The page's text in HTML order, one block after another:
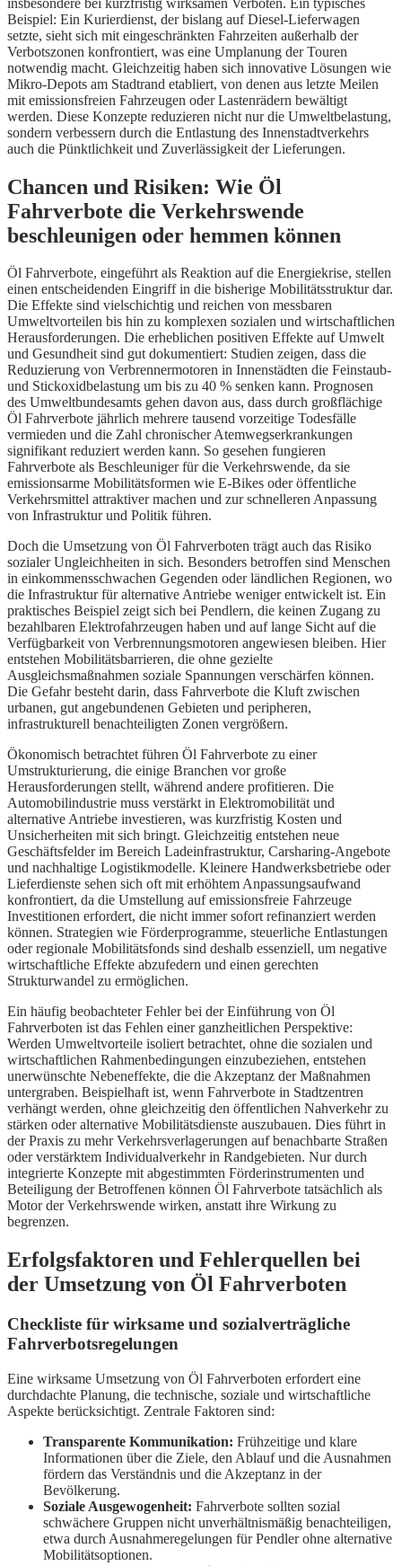
Beispiel: Ein Kurierdienst, der bislang auf Diesel-Lieferwagen
setzte, sieht sich mit eingeschränkten Fahrzeiten außerhalb der
Verbotszonen konfrontiert, was eine Umplanung der Touren
notwendig macht. Gleichzeitig haben sich innovative Lösungen wie
Mikro-Depots am Stadtrand etabliert, von denen aus letzte Meilen
mit emissionsfreien Fahrzeugen oder Lastenrädern bewältigt
werden. Diese Konzepte reduzieren nicht nur die Umweltbelastung,
sondern verbessern durch die Entlastung des Innenstadtverkehrs
auch die Pünktlichkeit und Zuverlässigkeit der Lieferungen.
Chancen und Risiken: Wie Öl
Fahrverbote die Verkehrswende
beschleunigen oder hemmen können
Öl Fahrverbote, eingeführt als Reaktion auf die Energiekrise, stellen
einen entscheidenden Eingriff in die bisherige Mobilitätsstruktur dar.
Die Effekte sind vielschichtig und reichen von messbaren
Umweltvorteilen bis hin zu komplexen sozialen und wirtschaftlichen
Herausforderungen. Die erheblichen positiven Effekte auf Umwelt
und Gesundheit sind gut dokumentiert: Studien zeigen, dass die
Reduzierung von Verbrennermotoren in Innenstädten die Feinstaub-
und Stickoxidbelastung um bis zu 40 % senken kann. Prognosen
des Umweltbundesamts gehen davon aus, dass durch großflächige
Öl Fahrverbote jährlich mehrere tausend vorzeitige Todesfälle
vermieden und die Zahl chronischer Atemwegserkrankungen
signifikant reduziert werden kann. So gesehen fungieren
Fahrverbote als Beschleuniger für die Verkehrswende, da sie
emissionsarme Mobilitätsformen wie E-Bikes oder öffentliche
Verkehrsmittel attraktiver machen und zur schnelleren Anpassung
von Infrastruktur und Politik führen.
Doch die Umsetzung von Öl Fahrverboten trägt auch das Risiko
sozialer Ungleichheiten in sich. Besonders betroffen sind Menschen
in einkommensschwachen Gegenden oder ländlichen Regionen, wo
die Infrastruktur für alternative Antriebe weniger entwickelt ist. Ein
praktisches Beispiel zeigt sich bei Pendlern, die keinen Zugang zu
bezahlbaren Elektrofahrzeugen haben und auf lange Sicht auf die
Verfügbarkeit von Verbrennungsmotoren angewiesen bleiben. Hier
entstehen Mobilitätsbarrieren, die ohne gezielte
Ausgleichsmaßnahmen soziale Spannungen verschärfen können.
Die Gefahr besteht darin, dass Fahrverbote die Kluft zwischen
urbanen, gut angebundenen Gebieten und peripheren,
infrastrukturell benachteiligten Zonen vergrößern.
Ökonomisch betrachtet führen Öl Fahrverbote zu einer
Umstrukturierung, die einige Branchen vor große
Herausforderungen stellt, während andere profitieren. Die
Automobilindustrie muss verstärkt in Elektromobilität und
alternative Antriebe investieren, was kurzfristig Kosten und
Unsicherheiten mit sich bringt. Gleichzeitig entstehen neue
Geschäftsfelder im Bereich Ladeinfrastruktur, Carsharing-Angebote
und nachhaltige Logistikmodelle. Kleinere Handwerksbetriebe oder
Lieferdienste sehen sich oft mit erhöhtem Anpassungsaufwand
konfrontiert, da die Umstellung auf emissionsfreie Fahrzeuge
Investitionen erfordert, die nicht immer sofort refinanziert werden
können. Strategien wie Förderprogramme, steuerliche Entlastungen
oder regionale Mobilitätsfonds sind deshalb essenziell, um negative
wirtschaftliche Effekte abzufedern und einen gerechten
Strukturwandel zu ermöglichen.
Ein häufig beobachteter Fehler bei der Einführung von Öl
Fahrverboten ist das Fehlen einer ganzheitlichen Perspektive:
Werden Umweltvorteile isoliert betrachtet, ohne die sozialen und
wirtschaftlichen Rahmenbedingungen einzubeziehen, entstehen
unerwünschte Nebeneffekte, die die Akzeptanz der Maßnahmen
untergraben. Beispielhaft ist, wenn Fahrverbote in Stadtzentren
verhängt werden, ohne gleichzeitig den öffentlichen Nahverkehr zu
stärken oder alternative Mobilitätsdienste auszubauen. Dies führt in
der Praxis zu mehr Verkehrsverlagerungen auf benachbarte Straßen
oder verstärktem Individualverkehr in Randgebieten. Nur durch
integrierte Konzepte mit abgestimmten Förderinstrumenten und
Beteiligung der Betroffenen können Öl Fahrverbote tatsächlich als
Motor der Verkehrswende wirken, anstatt ihre Wirkung zu
begrenzen.
Erfolgsfaktoren und Fehlerquellen bei
der Umsetzung von Öl Fahrverboten
Checkliste für wirksame und sozialverträgliche
Fahrverbotsregelungen
Eine wirksame Umsetzung von Öl Fahrverboten erfordert eine
durchdachte Planung, die technische, soziale und wirtschaftliche
Aspekte berücksichtigt. Zentrale Faktoren sind:
Transparente Kommunikation: Frühzeitige und klare
Informationen über die Ziele, den Ablauf und die Ausnahmen
fördern das Verständnis und die Akzeptanz in der
Bevölkerung.
Soziale Ausgewogenheit: Fahrverbote sollten sozial
schwächere Gruppen nicht unverhältnismäßig benachteiligen,
etwa durch Ausnahmeregelungen für Pendler ohne alternative
Mobilitätsoptionen.